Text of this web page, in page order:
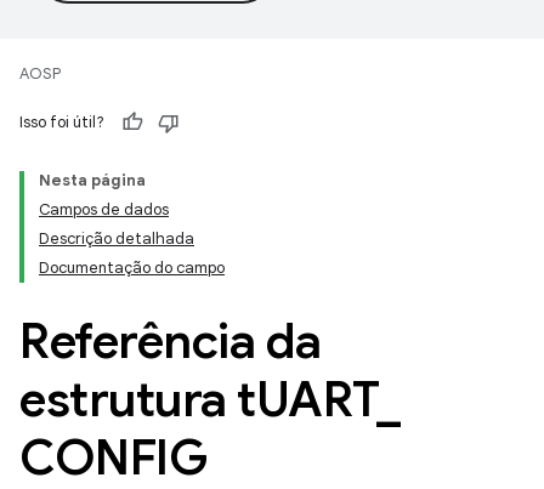
AOSP
Isso foi útil?
Nesta página
Campos de dados
Descrição detalhada
Documentação do campo
Referência da
estrutura tUART_
CONFIG